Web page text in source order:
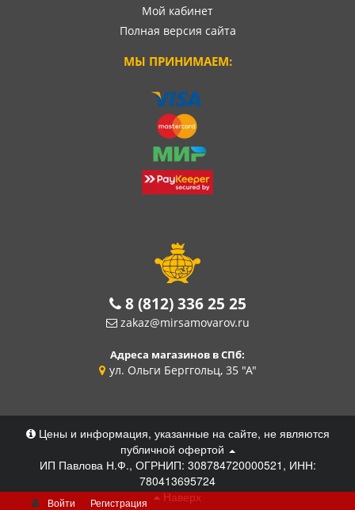
Мой кабинет
Полная версия сайта
МЫ ПРИНИМАЕМ:
8 (812) 336 25 25
zakaz@mirsamovarov.ru
Адреса магазинов в СПб:
ул. Ольги Берггольц, 35 "А"
Цены и информация, указанные на сайте, не являются
публичной офертой
ИП Павлова Н.Ф., ОГРНИП: 308784720000521, ИНН:
780413695724
Наверх
Войти Регистрация